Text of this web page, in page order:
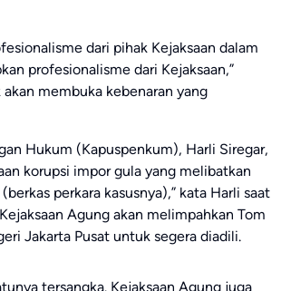
dari pihak Kejaksaan dalam
profesionalisme dari Kejaksaan,”
membuka kebenaran yang
Hukum (Kapuspenkum), Harli Siregar,
korupsi impor gula yang melibatkan
perkara kasusnya),” kata Harli saat
Agung akan melimpahkan Tom
Jakarta Pusat untuk segera diadili.
tersangka. Kejaksaan Agung juga